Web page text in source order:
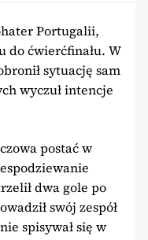
Portugalii,
do ćwierćfinału. W
sytuację sam
wyczuł intencje
postać w
dwa gole po
swój zespół
spisywał się w